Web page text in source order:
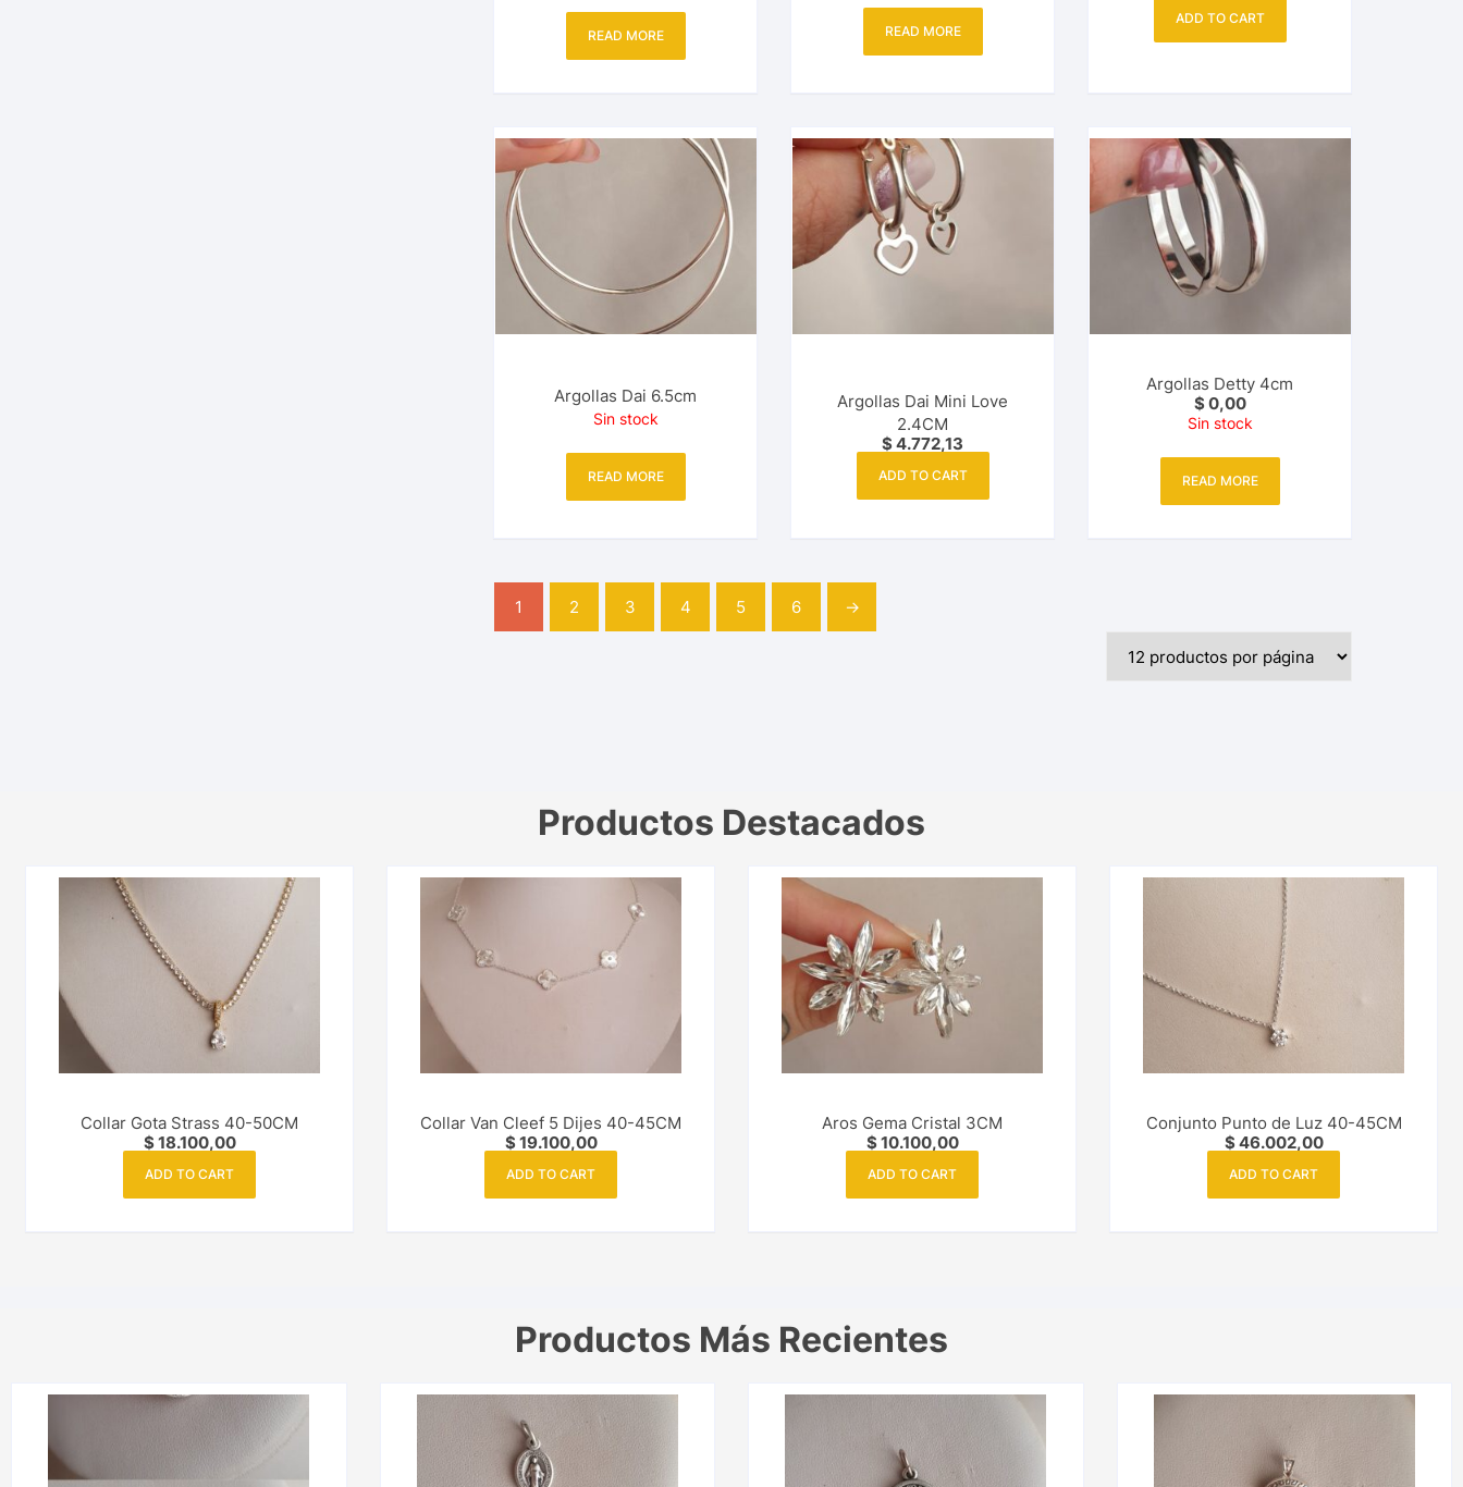
READ MORE READ MORE
ADD TO CART
Argollas Dai 6.5cm
Sin stock
READ MORE
Argollas Dai Mini Love
2.4CM
$4.772,13
ADD TO CART
Argollas Detty 4cm
$0,00
Sin stock
READ MORE
1 2 3 4 5 6 →
Productos Destacados
Collar Gota Strass 40-50CM
$18.100,00
ADD TO CART
Collar Van Cleef 5 Dijes 40-45CM
$19.100,00
ADD TO CART
Aros Gema Cristal 3CM
$10.100,00
ADD TO CART
Conjunto Punto de Luz 40-45CM
$46.002,00
ADD TO CART
Productos Más Recientes